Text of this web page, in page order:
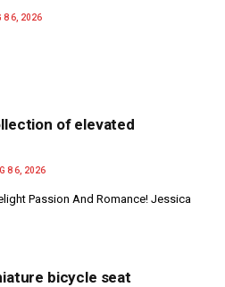
8 6, 2026
of elevated
8 6, 2026
Passion And Romance! Jessica
bicycle seat